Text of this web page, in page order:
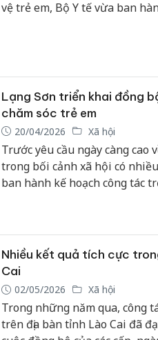
vệ trẻ em, Bộ Y tế vừa ban
Lạng Sơn triển khai đồng
chăm sóc trẻ em
20/04/2026 Xã hội
Trước yêu cầu ngày càng cao
trong bối cảnh xã hội có
ban hành kế hoạch công tác
số lượng” sang “nâng cao
tác trẻ em.
Nhiều kết quả tích cực
Cai
02/05/2026 Xã hội
Trong những năm qua, công
trên địa bàn tỉnh Lào Cai đã